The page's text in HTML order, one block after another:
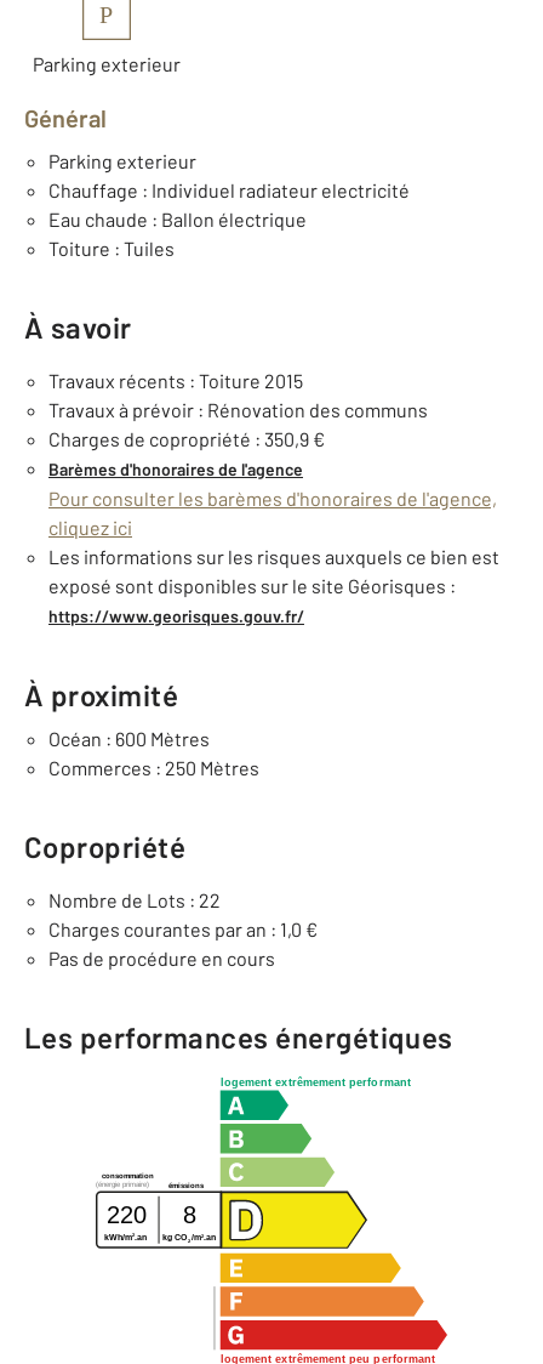
P
Parking exterieur
Général
Parking exterieur
Chauffage : Individuel radiateur electricité
Eau chaude : Ballon électrique
Toiture : Tuiles
À savoir
Travaux récents : Toiture 2015
Travaux à prévoir : Rénovation des communs
Charges de copropriété : 350,9 €
Barèmes d'honoraires de l'agence
Pour consulter les barèmes d'honoraires de l'agence,
cliquez ici
Les informations sur les risques auxquels ce bien est
exposé sont disponibles sur le site Géorisques :
https://www.georisques.gouv.fr/
À proximité
Océan : 600 Mètres
Commerces : 250 Mètres
Copropriété
Nombre de Lots : 22
Charges courantes par an : 1,0 €
Pas de procédure en cours
Les performances énergétiques
logement extrêmement performant
logement extrêmement peu performant
consommation
émissions
(énergie primaire)
220 8
kWh/m2.an kg CO2 /m2 .an